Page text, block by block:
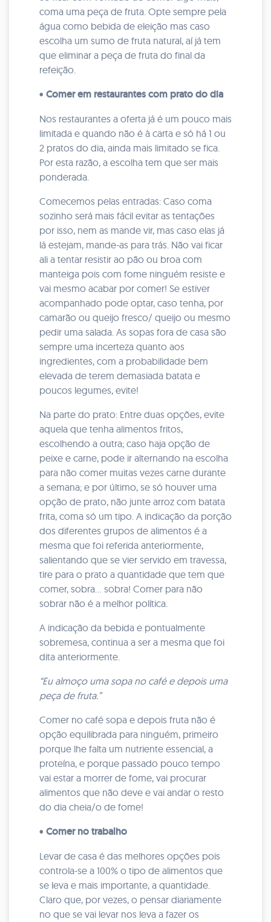
coma uma peça de fruta. Opte sempre pela
água como bebida de eleição mas caso
escolha um sumo de fruta natural, aí já tem
que eliminar a peça de fruta do final da
refeição.
• Comer em restaurantes com prato do dia
Nos restaurantes a oferta já é um pouco mais
limitada e quando não é à carta e só há 1 ou
2 pratos do dia, ainda mais limitado se fica.
Por esta razão, a escolha tem que ser mais
ponderada.
Comecemos pelas entradas: Caso coma
sozinho será mais fácil evitar as tentações
por isso, nem as mande vir, mas caso elas já
lá estejam, mande-as para trás. Não vai ficar
ali a tentar resistir ao pão ou broa com
manteiga pois com fome ninguém resiste e
vai mesmo acabar por comer! Se estiver
acompanhado pode optar, caso tenha, por
camarão ou queijo fresco/ queijo ou mesmo
pedir uma salada. As sopas fora de casa são
sempre uma incerteza quanto aos
ingredientes, com a probabilidade bem
elevada de terem demasiada batata e
poucos legumes, evite!
Na parte do prato: Entre duas opções, evite
aquela que tenha alimentos fritos,
escolhendo a outra; caso haja opção de
peixe e carne, pode ir alternando na escolha
para não comer muitas vezes carne durante
a semana; e por último, se só houver uma
opção de prato, não junte arroz com batata
frita, coma só um tipo. A indicação da porção
dos diferentes grupos de alimentos é a
mesma que foi referida anteriormente,
salientando que se vier servido em travessa,
tire para o prato a quantidade que tem que
comer, sobra... sobra! Comer para não
sobrar não é a melhor política.
A indicação da bebida e pontualmente
sobremesa, continua a ser a mesma que foi
dita anteriormente.
“Eu almoço uma sopa no café e depois uma
peça de fruta.”
Comer no café sopa e depois fruta não é
opção equilibrada para ninguém, primeiro
porque lhe falta um nutriente essencial, a
proteína, e porque passado pouco tempo
vai estar a morrer de fome, vai procurar
alimentos que não deve e vai andar o resto
do dia cheia/o de fome!
• Comer no trabalho
Levar de casa é das melhores opções pois
controla-se a 100% o tipo de alimentos que
se leva e mais importante, a quantidade.
Claro que, por vezes, o pensar diariamente
no que se vai levar nos leva a fazer os